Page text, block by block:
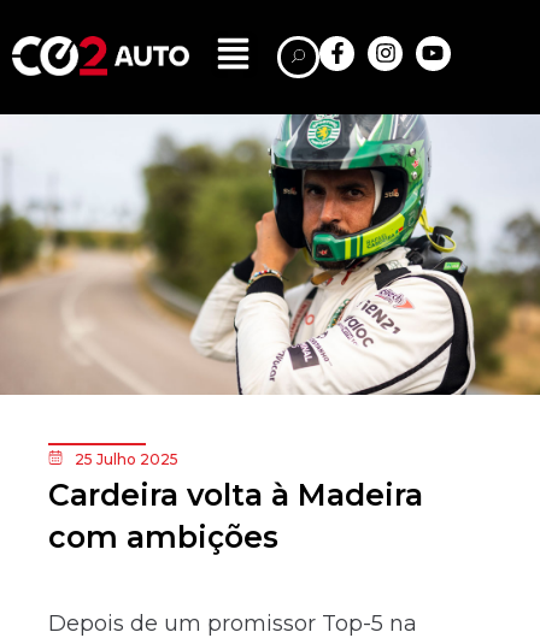
25 Julho 2025
Cardeira volta à Madeira
com ambições
Depois de um promissor Top-5 na